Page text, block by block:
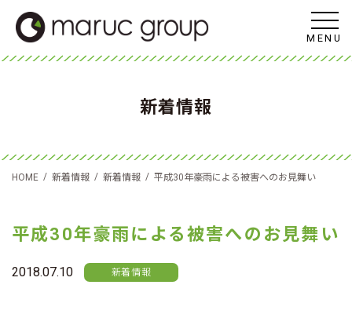
MENU
新着情報
HOME / 新着情報 / 新着情報 / 平成30年豪雨による被害へのお見舞い
平成30年豪雨による被害へのお見舞い
2018.07.10 新着情報